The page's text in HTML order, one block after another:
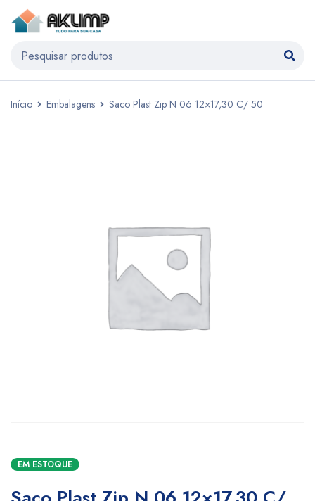
Início Embalagens Saco Plast Zip N 06 12×17,30 C/ 50
EM ESTOQUE